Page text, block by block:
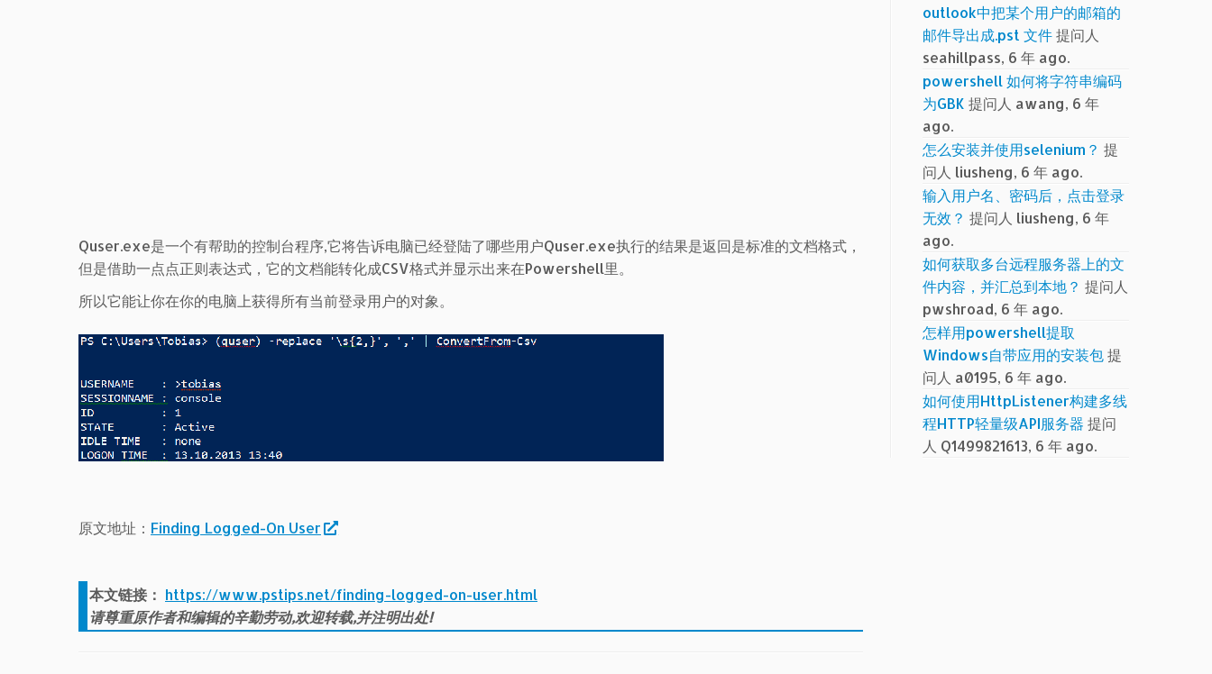
Quser.exe是一个有帮助的控制台程序,它将告诉电脑已经登陆了哪些用户Quser.exe执行的结果是返回是标准的文档格式，
但是借助一点点正则表达式，它的文档能转化成CSV格式并显示出来在Powershell里。
所以它能让你在你的电脑上获得所有当前登录用户的对象。
原文地址： Finding Logged-On User
本文链接： https://www.pstips.net/finding-logged-on-user.html
请尊重原作者和编辑的辛勤劳动,欢迎转载,并注明出处!
outlook中把某个用户的邮箱的
邮件导出成.pst 文件提问人
seahillpass, 6 年 ago.
powershell 如何将字符串编码
为GBK 提问人 awang, 6 年
ago.
怎么安装并使用selenium？ 提
问人 liusheng, 6 年 ago.
输入用户名、密码后，点击登录
无效？ 提问人 liusheng, 6 年
ago.
如何获取多台远程服务器上的文
件内容，并汇总到本地？ 提问人
pwshroad, 6 年 ago.
怎样用powershell提取
Windows自带应用的安装包提
问人 a0195, 6 年 ago.
如何使用HttpListener构建多线
程HTTP轻量级API服务器 提问
人 Q1499821613, 6 年 ago.